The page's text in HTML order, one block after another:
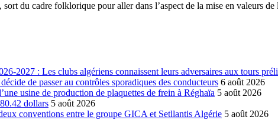
du cadre folklorique pour aller dans l’aspect de la mise en valeurs
2027 : Les clubs algériens connaissent leurs adversaires aux tours
de passer au contrôles sporadiques des conducteurs 6 août 2026
usine de production de plaquettes de frein à Réghaïa 5 août 2026
dollars 5 août 2026
conventions entre le groupe GICA et Setllantis Algérie 5 août 2026